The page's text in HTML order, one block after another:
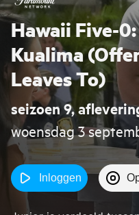
Hawaii Five-
Kualima
Leaves To)
seizoen 9,
woensdag 3
Inloggen